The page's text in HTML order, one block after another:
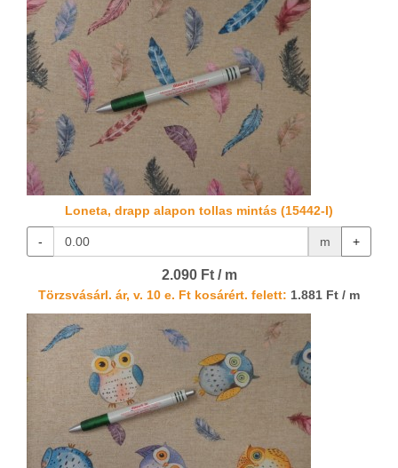
Loneta, drapp alapon tollas mintás (15442-I)
- m +
2.090 Ft / m
Törzsvásárl. ár, v. 10 e. Ft kosárért. felett: 1.881 Ft / m